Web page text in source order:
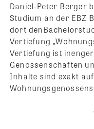
Daniel-Peter Berger
Studium an der EBZ
dort
Vertiefung
Vertiefung ist
Genossenschaften
Inhalte sind exakt